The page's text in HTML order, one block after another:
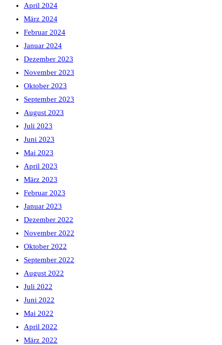
April 2024
März 2024
Februar 2024
Januar 2024
Dezember 2023
November 2023
Oktober 2023
September 2023
August 2023
Juli 2023
Juni 2023
Mai 2023
April 2023
März 2023
Februar 2023
Januar 2023
Dezember 2022
November 2022
Oktober 2022
September 2022
August 2022
Juli 2022
Juni 2022
Mai 2022
April 2022
März 2022